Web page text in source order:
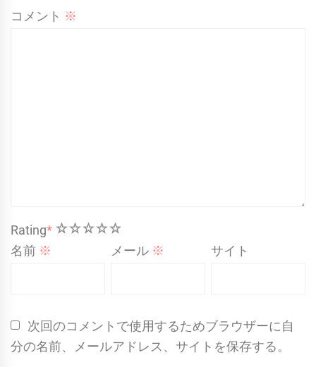
コメント ※
Rating* 5
4
3
2
1
名前 ※ メール ※ サイト
次回のコメントで使用するためブラウザーに自
分の名前、メールアドレス、サイトを保存する。